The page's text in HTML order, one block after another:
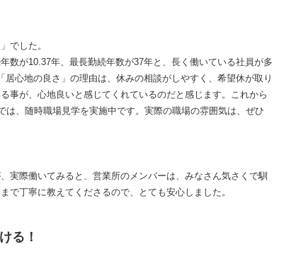
でした。
数が10.37年、最長勤続年数が37年と、長く働いている社員が多
心地の良さ」の理由は、休みの相談がしやすく、希望休が取り
事が、心地良いと感じてくれているのだと感じます。これから
は、随時職場見学を実施中です。実際の職場の雰囲気は、ぜひ
実際働いてみると、営業所のメンバーは、みなさん気さくで馴
丁寧に教えてくださるので、とても安心しました。
る！